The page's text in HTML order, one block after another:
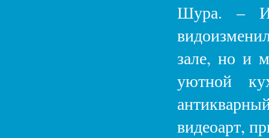
Шура. – И
зале, но и
уютной
видеоарт,